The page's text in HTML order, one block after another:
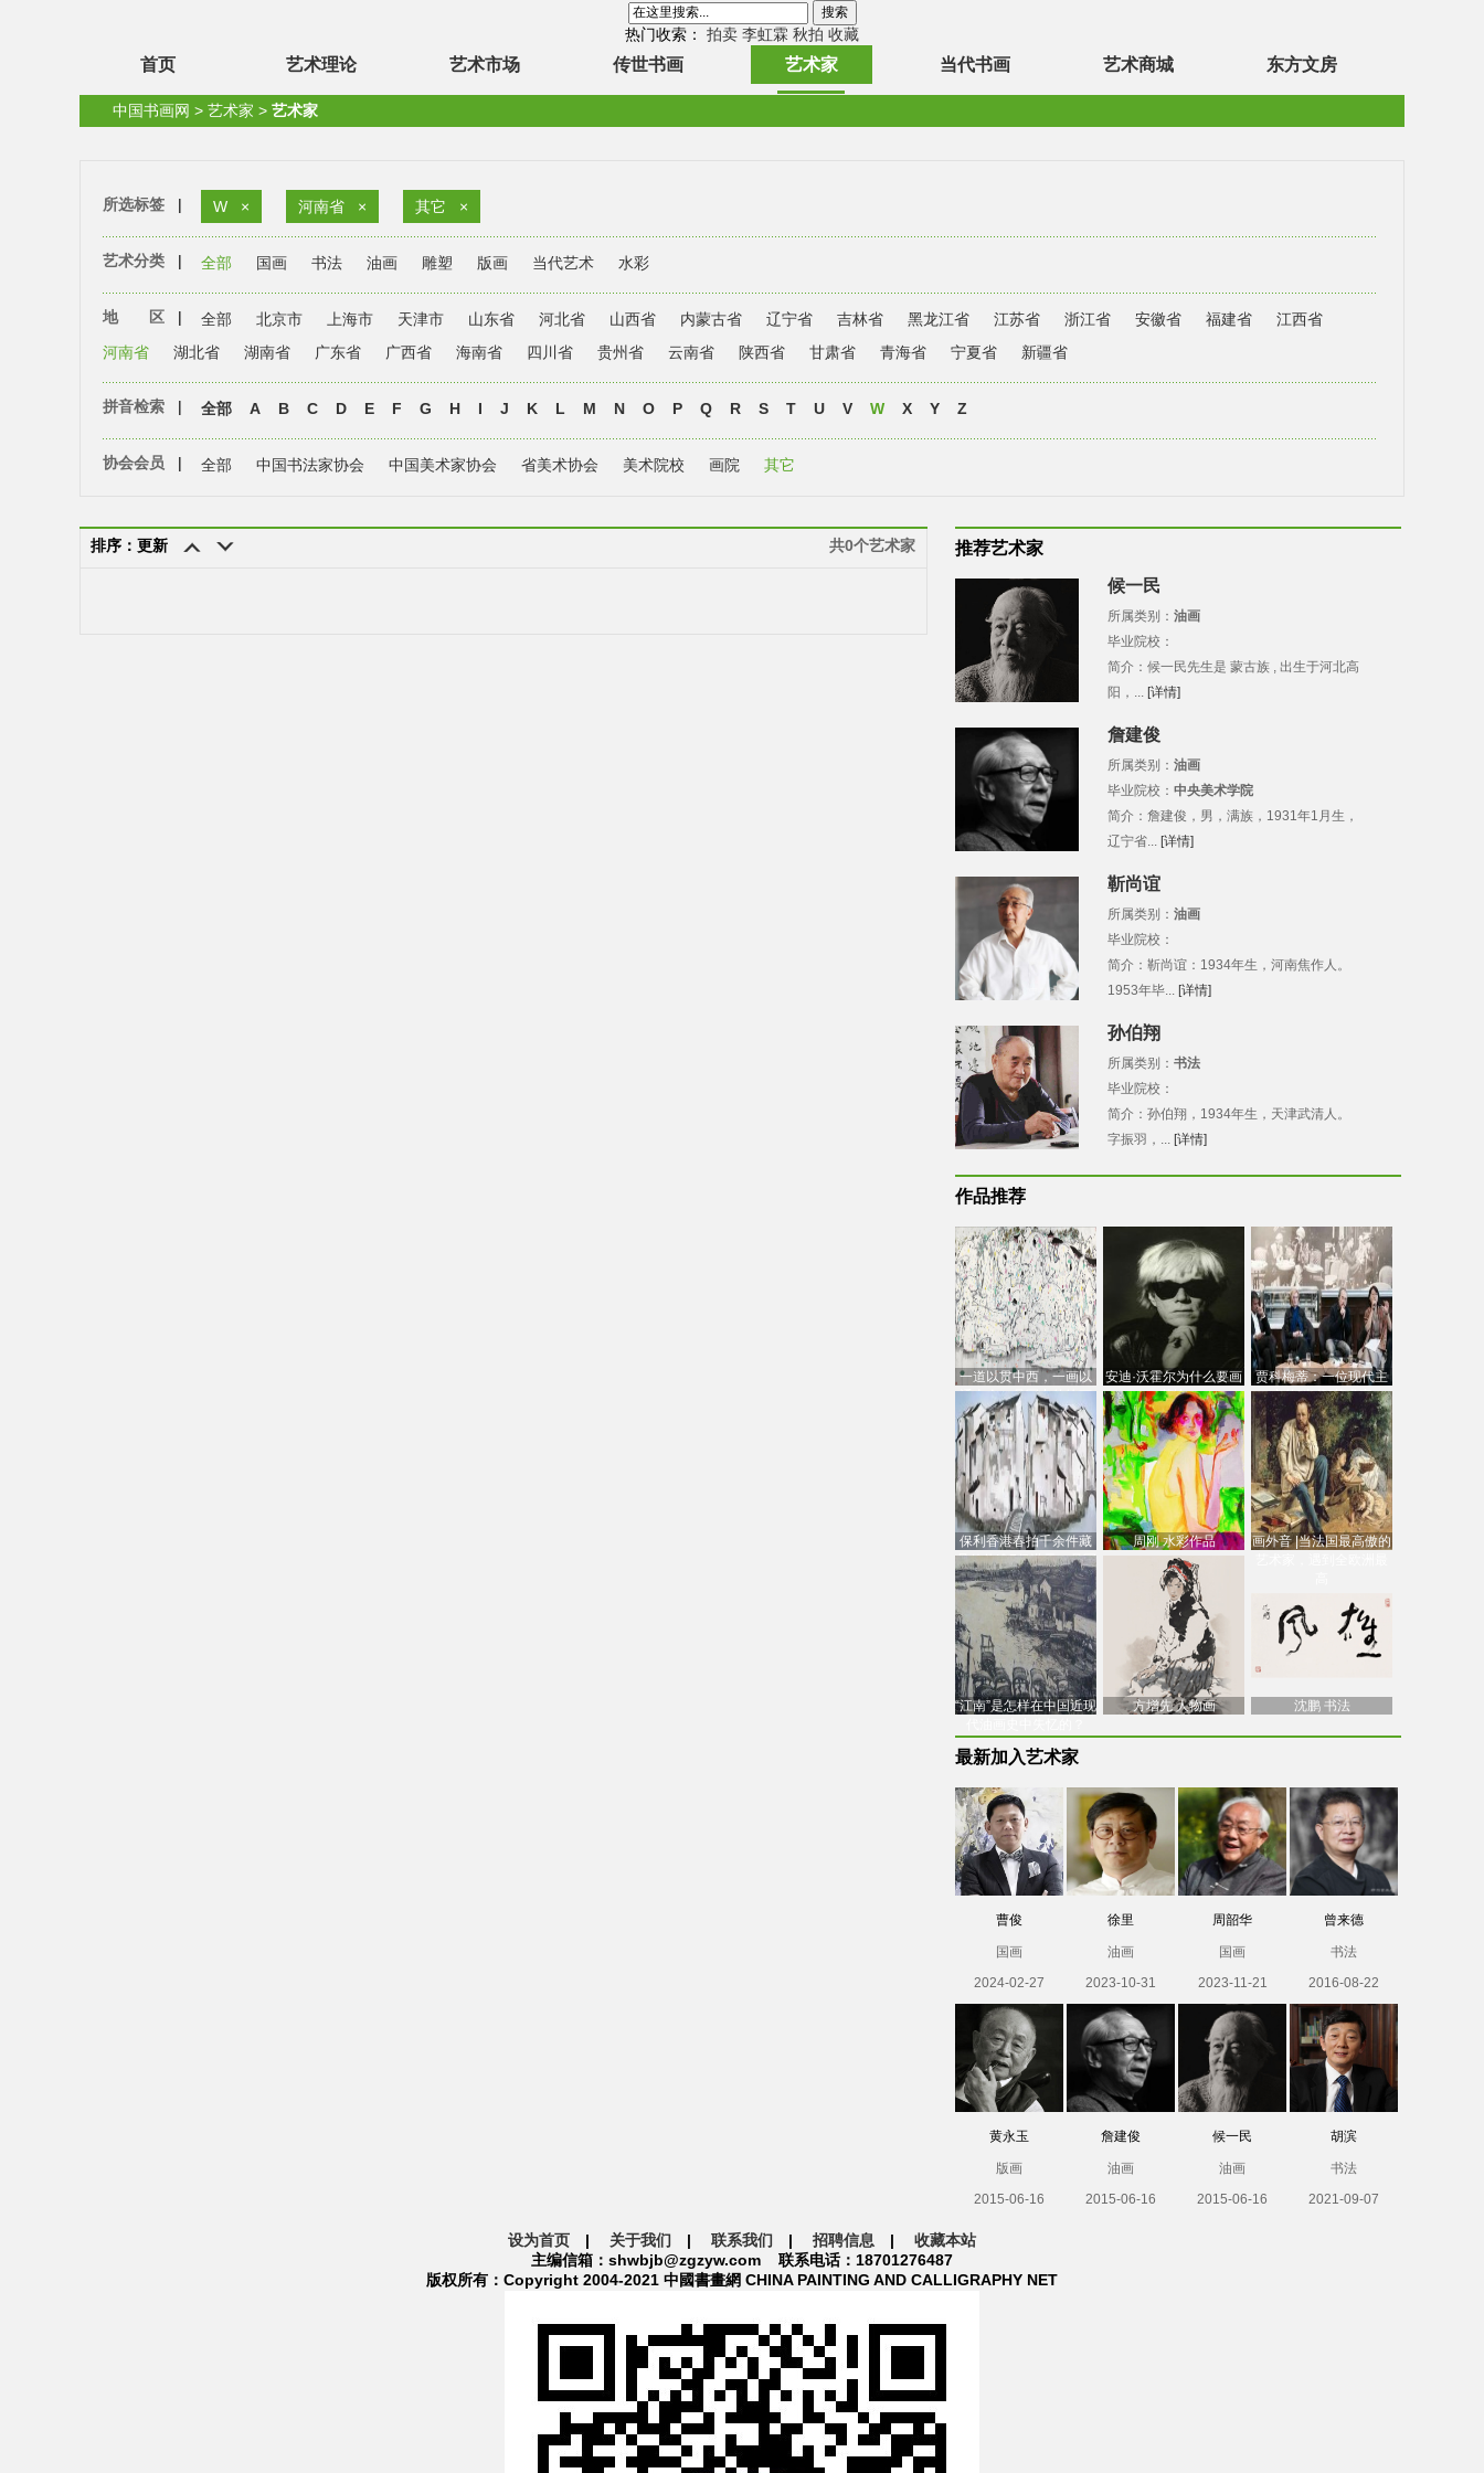
热门收索： 拍卖 李虹霖 秋拍 收藏
首页 艺术理论 艺术市场 传世书画 艺术家 当代书画 艺术商城 东方文房
中国书画网 > 艺术家 > 艺术家
所选标签 | W × 河南省 × 其它 ×
艺术分类 | 全部 国画 书法 油画 雕塑 版画 当代艺术 水彩
地 区 | 全部 北京市 上海市 天津市 山东省 河北省 山西省 内蒙古省 辽宁省 吉林省 黑龙江省 江苏省 浙江省 安徽省 福建省
江西省
河南省
湖北省 湖南省 广东省 广西省 海南省 四川省 贵州省 云南省 陕西省 甘肃省 青海省 宁夏省 新疆省
拼音检索 | 全部 A B C D E F G H I J K L M N O P Q R S T U V W X Y Z
协会会员 | 全部 中国书法家协会 中国美术家协会 省美术协会 美术院校 画院 其它
排序：更新 共0个艺术家 推荐艺术家
候一民
所属类别： 油画
毕业院校：
简介：候一民先生是 蒙古族 , 出生于河北高
阳，... [详情]
詹建俊
所属类别： 油画
毕业院校： 中央美术学院
简介：詹建俊，男，满族，1931年1月生，
辽宁省... [详情]
靳尚谊
所属类别： 油画
毕业院校：
简介：靳尚谊：1934年生，河南焦作人。
1953年毕... [详情]
孙伯翔
所属类别： 书法
毕业院校：
简介：孙伯翔，1934年生，天津武清人。
字振羽，... [详情]
作品推荐
一道以贯中西，一画以
通古今：吴冠中的绘画
创
安迪·沃霍尔为什么要画
芭比
贾科梅蒂：一位现代主
义的“当代”艺术家
保利香港春拍千余件藏
品估价逾7亿港元，吴冠
中
周刚 水彩作品
画外音 |当法国最高傲的
“江南”是怎样在中国近现
方增先 人物画 沈鹏 书法
最新加入艺术家
曹俊
国画
2024-02-27
徐里
油画
2023-10-31
周韶华
国画
2023-11-21
曾来德
书法
2016-08-22
黄永玉
版画
2015-06-16
詹建俊
油画
2015-06-16
候一民
油画
2015-06-16
胡滨
书法
2021-09-07
设为首页 | 关于我们 | 联系我们 | 招聘信息 | 收藏本站
主编信箱：shwbjb@zgzyw.com 联系电话：18701276487
版权所有：Copyright 2004-2021 中國書畫網 CHINA PAINTING AND CALLIGRAPHY NET